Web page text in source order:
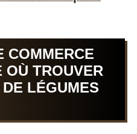
COMMERCE
OÙ TROUVER
LÉGUMES